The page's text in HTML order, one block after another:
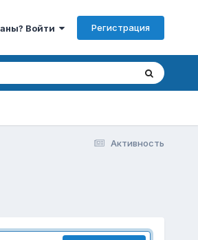
Войти Регистрация
Активность